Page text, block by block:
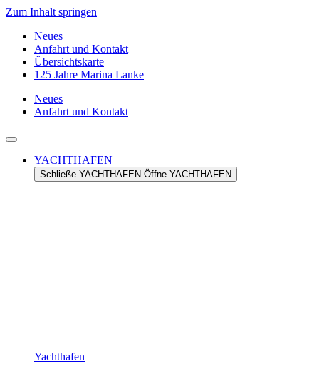
Zum Inhalt springen
Neues
Anfahrt und Kontakt
Übersichtskarte
125 Jahre Marina Lanke
Neues
Anfahrt und Kontakt
YACHTHAFEN
Schließe YACHTHAFEN Öffne YACHTHAFEN
Yachthafen